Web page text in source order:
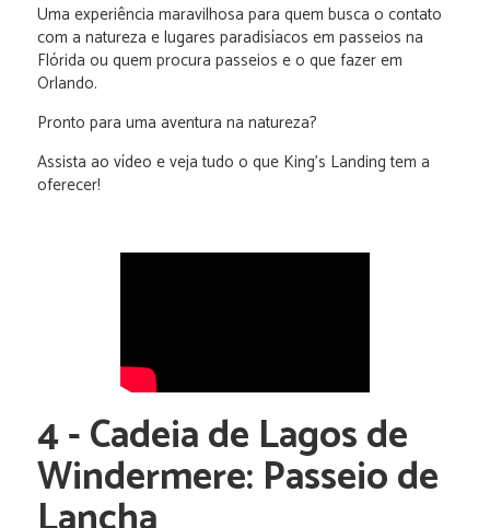
Uma experiência maravilhosa para quem busca o contato
com a natureza e lugares paradisíacos em passeios na
Flórida ou quem procura passeios e o que fazer em
Orlando.
Pronto para uma aventura na natureza?
Assista ao vídeo e veja tudo o que King’s Landing tem a
oferecer!
4 - Cadeia de Lagos de
Windermere: Passeio de